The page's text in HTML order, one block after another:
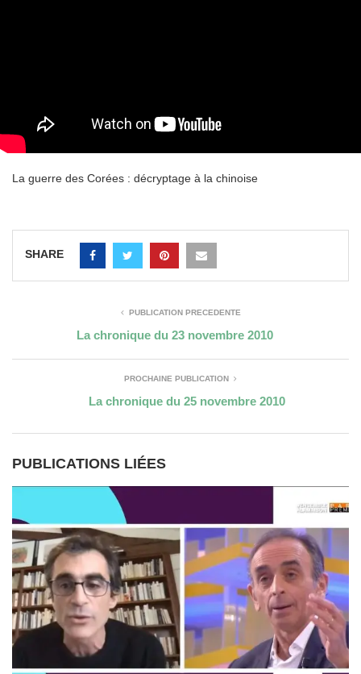
La guerre des Corées : décryptage à la chinoise
SHARE
PUBLICATION PRÉCÉDENTE
La chronique du 23 novembre 2010
PROCHAINE PUBLICATION
La chronique du 25 novembre 2010
PUBLICATIONS LIÉES